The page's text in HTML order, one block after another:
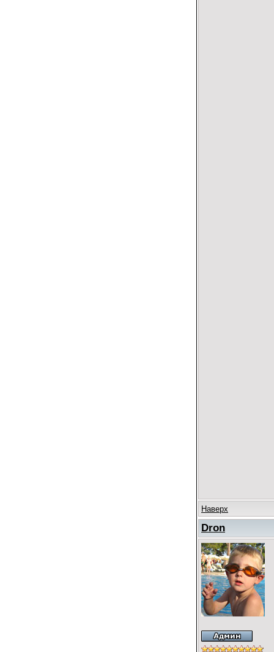
Наверх
Dron